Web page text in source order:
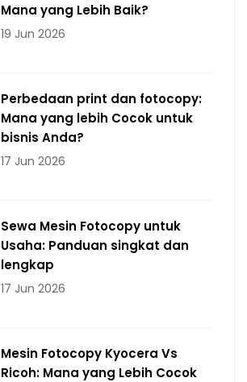
Mana yang Lebih Baik?
19 Jun 2026
Perbedaan print dan fotocopy:
Mana yang lebih Cocok untuk
bisnis Anda?
17 Jun 2026
Sewa Mesin Fotocopy untuk
Usaha: Panduan singkat dan
lengkap
17 Jun 2026
Mesin Fotocopy Kyocera Vs
Ricoh: Mana yang Lebih Cocok